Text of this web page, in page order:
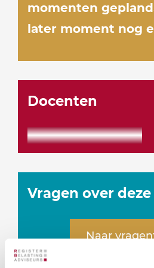
momenten
later moment nog
Docenten
Vragen over
Naar